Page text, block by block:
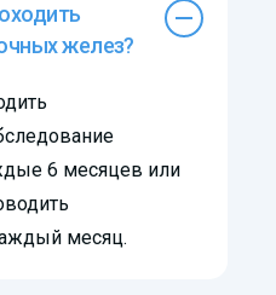
желез?
6 месяцев или
месяц.